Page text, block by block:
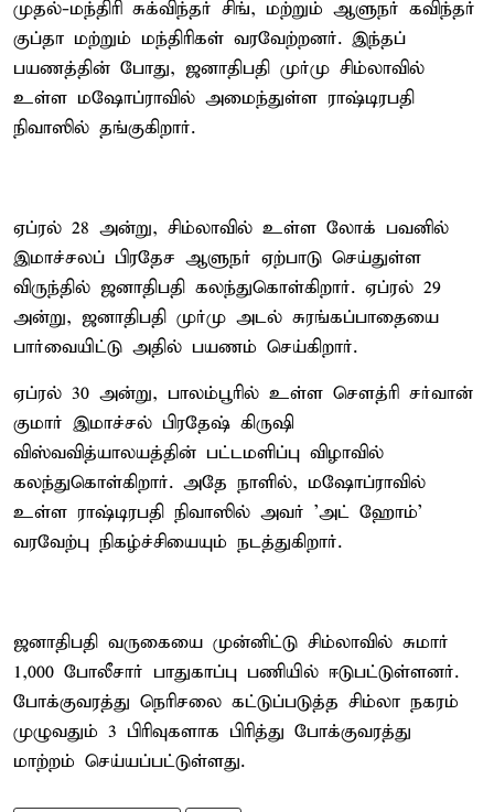
முதல்-மந்திரி சுக்விந்தர் சிங், மற்றும் ஆளுநர் கவிந்தர்
குப்தா மற்றும் மந்திரிகள் வரவேற்றனர். இந்தப்
பயணத்தின் போது, ​​ஜனாதிபதி முர்மு சிம்லாவில்
உள்ள மஷோப்ராவில் அமைந்துள்ள ராஷ்டிரபதி
நிவாஸில் தங்குகிறார்.
ஏப்ரல் 28 அன்று, சிம்லாவில் உள்ள லோக் பவனில்
இமாச்சலப் பிரதேச ஆளுநர் ஏற்பாடு செய்துள்ள
விருந்தில் ஜனாதிபதி கலந்துகொள்கிறார். ஏப்ரல் 29
அன்று, ஜனாதிபதி முர்மு அடல் சுரங்கப்பாதையை
பார்வையிட்டு அதில் பயணம் செய்கிறார்.
ஏப்ரல் 30 அன்று, பாலம்பூரில் உள்ள சௌத்ரி சர்வான்
குமார் இமாச்சல் பிரதேஷ் கிருஷி
விஸ்வவித்யாலயத்தின் பட்டமளிப்பு விழாவில்
கலந்துகொள்கிறார். அதே நாளில், மஷோப்ராவில்
உள்ள ராஷ்டிரபதி நிவாஸில் அவர் 'அட் ஹோம்'
வரவேற்பு நிகழ்ச்சியையும் நடத்துகிறார்.
ஜனாதிபதி வருகையை முன்னிட்டு சிம்லாவில் சுமார்
1,000 போலீசார் பாதுகாப்பு பணியில் ஈடுபட்டுள்ளனர்.
போக்குவரத்து நெரிசலை கட்டுப்படுத்த சிம்லா நகரம்
முழுவதும் 3 பிரிவுகளாக பிரித்து போக்குவரத்து
மாற்றம் செய்யப்பட்டுள்ளது.